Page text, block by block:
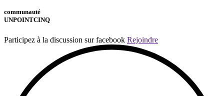
communauté
UNPOINTCINQ
Participez à la discussion sur facebook Rejoindre